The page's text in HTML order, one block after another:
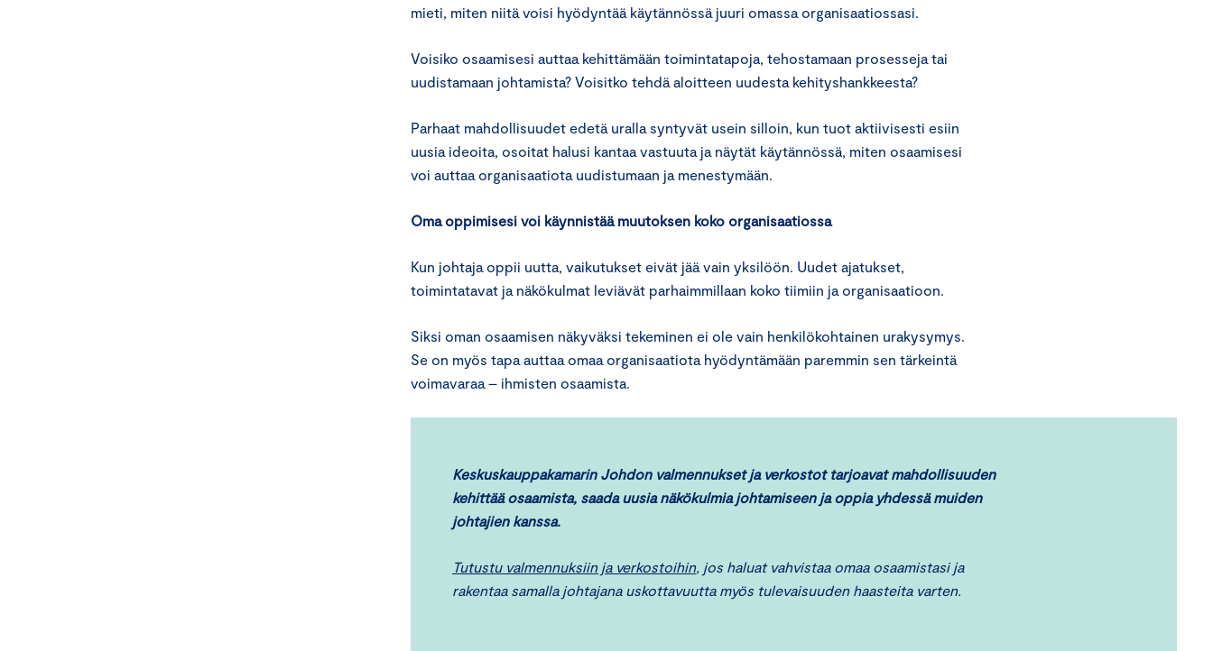
mieti, miten niitä voisi hyödyntää käytännössä juuri omassa organisaatiossasi.
Voisiko osaamisesi auttaa kehittämään toimintatapoja, tehostamaan prosesseja tai
uudistamaan johtamista? Voisitko tehdä aloitteen uudesta kehityshankkeesta?
Parhaat mahdollisuudet edetä uralla syntyvät usein silloin, kun tuot aktiivisesti esiin
uusia ideoita, osoitat halusi kantaa vastuuta ja näytät käytännössä, miten osaamisesi
voi auttaa organisaatiota uudistumaan ja menestymään.
Oma oppimisesi voi käynnistää muutoksen koko organisaatiossa
Kun johtaja oppii uutta, vaikutukset eivät jää vain yksilöön. Uudet ajatukset,
toimintatavat ja näkökulmat leviävät parhaimmillaan koko tiimiin ja organisaatioon.
Siksi oman osaamisen näkyväksi tekeminen ei ole vain henkilökohtainen urakysymys.
Se on myös tapa auttaa omaa organisaatiota hyödyntämään paremmin sen tärkeintä
voimavaraa – ihmisten osaamista.
Keskuskauppakamarin Johdon valmennukset ja verkostot tarjoavat mahdollisuuden
kehittää osaamista, saada uusia näkökulmia johtamiseen ja oppia yhdessä muiden
johtajien kanssa.
Tutustu valmennuksiin ja verkostoihin, jos haluat vahvistaa omaa osaamistasi ja
rakentaa samalla johtajana uskottavuutta myös tulevaisuuden haasteita varten.